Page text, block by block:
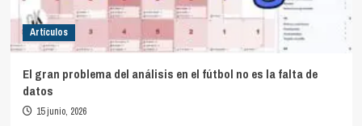
Artículos
El gran problema del análisis en el fútbol no es la falta de
datos
15 junio, 2026